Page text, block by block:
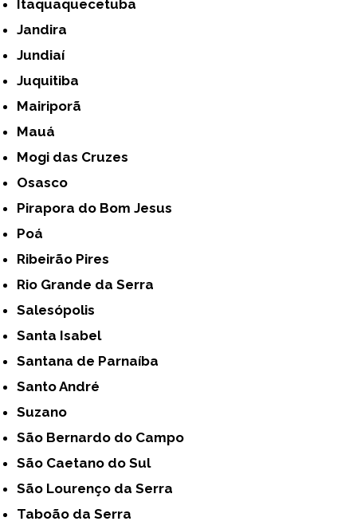
Itaquaquecetuba
Jandira
Jundiaí
Juquitiba
Mairiporã
Mauá
Mogi das Cruzes
Osasco
Pirapora do Bom Jesus
Poá
Ribeirão Pires
Rio Grande da Serra
Salesópolis
Santa Isabel
Santana de Parnaíba
Santo André
Suzano
São Bernardo do Campo
São Caetano do Sul
São Lourenço da Serra
Taboão da Serra